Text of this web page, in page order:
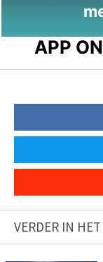
APP
VERDER IN